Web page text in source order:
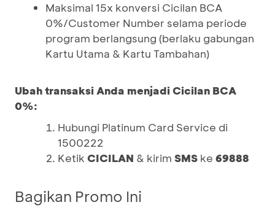
Maksimal 15x konversi Cicilan BCA
0%/Customer Number selama periode
program berlangsung (berlaku gabungan
Kartu Utama & Kartu Tambahan)
Ubah transaksi Anda menjadi Cicilan BCA
0%:
Hubungi Platinum Card Service di
1500222
Ketik CICILAN & kirim SMS ke 69888
Bagikan Promo Ini